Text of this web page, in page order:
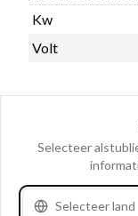
Kw
Volt
Cataloog
Oliedicht:
Waterdicht
Selecteer
Selecteer land